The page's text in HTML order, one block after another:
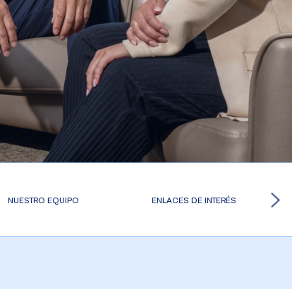
NUESTRO EQUIPO ENLACES DE INTERÉS